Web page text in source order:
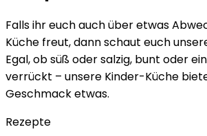
Falls ihr euch auch über etwas
Küche freut, dann schaut euch
Egal, ob süß oder salzig, bunt oder
verrückt – unsere Kinder-Küche
Geschmack etwas.
Rezepte